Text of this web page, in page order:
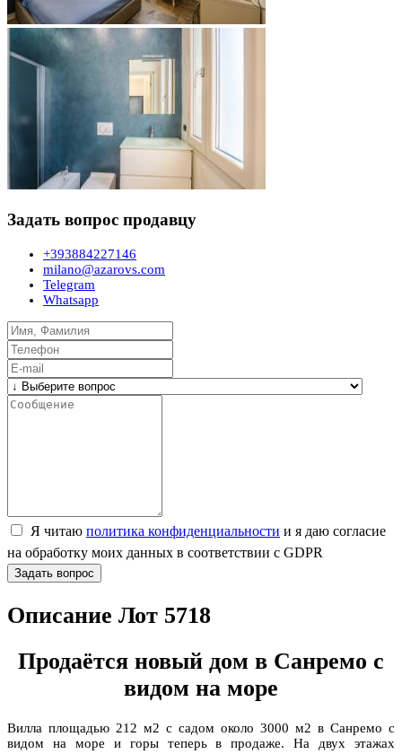
Задать вопрос продавцу
+393884227146
milano@azarovs.com
Telegram
Whatsapp
Я читаю политика конфиденциальности и я даю согласие
на обработку моих данных в соответствии с GDPR
Задать вопрос
Описание Лот 5718
Продаётся новый дом в Санремо с
видом на море
Вилла площадью 212 м2 с садом около 3000 м2 в Санремо с
видом на море и горы теперь в продаже. На двух этажах